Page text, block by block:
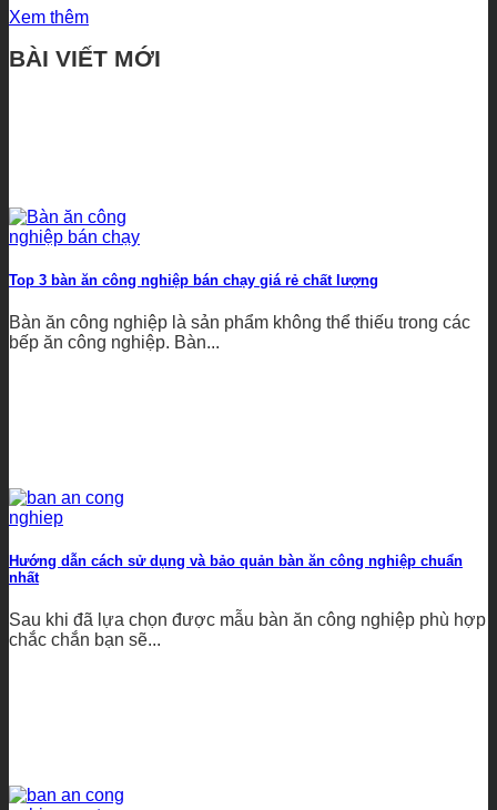
Xem thêm
BÀI VIẾT MỚI
Top 3 bàn ăn công nghiệp bán chạy giá rẻ chất lượng
Bàn ăn công nghiệp là sản phẩm không thể thiếu trong các
bếp ăn công nghiệp. Bàn...
Hướng dẫn cách sử dụng và bảo quản bàn ăn công nghiệp chuẩn
nhất
Sau khi đã lựa chọn được mẫu bàn ăn công nghiệp phù hợp
chắc chắn bạn sẽ...